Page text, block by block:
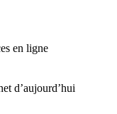
en ligne
d’aujourd’hui